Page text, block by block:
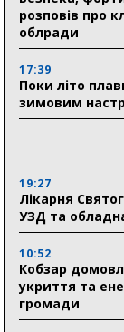
розповів про
облради
17:39
Поки літо
зимовим
19:27
Лікарня
УЗД та
10:52
Кобзар
укриття та
громади